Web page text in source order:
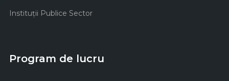
Instituţii Publice Sector
Program de lucru